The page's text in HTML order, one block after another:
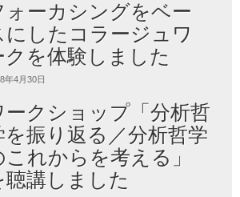
ォーカシングをベー
にしたコラージュワ
クを体験しました
年4月30日
ークショップ「分析哲
を振り返る／分析哲学
これからを考える」
聴講しました